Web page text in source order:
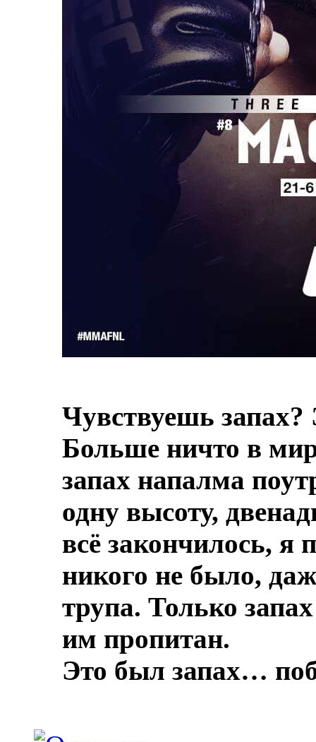
Чувствуешь
Больше ничто в
запах напалма
одну высоту,
всё закончилось, я
никого не было,
трупа. Только
им пропитан.
Это был запах…